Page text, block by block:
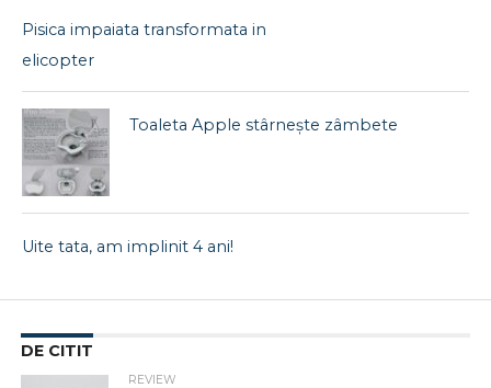
Pisica impaiata transformata in
elicopter
Toaleta Apple stârnește zâmbete
Uite tata, am implinit 4 ani!
DE CITIT
REVIEW